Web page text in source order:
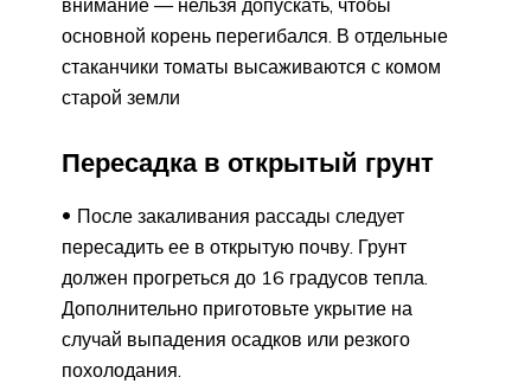
внимание — нельзя допускать, чтобы
основной корень перегибался. В отдельные
стаканчики томаты высаживаются с комом
старой земли
Пересадка в открытый грунт
После закаливания рассады следует
пересадить ее в открытую почву. Грунт
должен прогреться до 16 градусов тепла.
Дополнительно приготовьте укрытие на
случай выпадения осадков или резкого
похолодания.